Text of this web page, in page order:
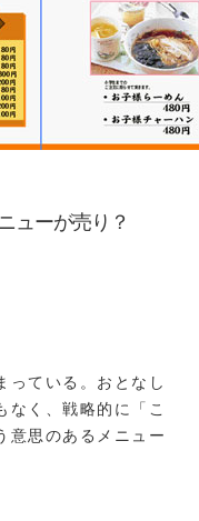
ューが売り？
っている。おとなし
なく、戦略的に「こ
意思のあるメニュー